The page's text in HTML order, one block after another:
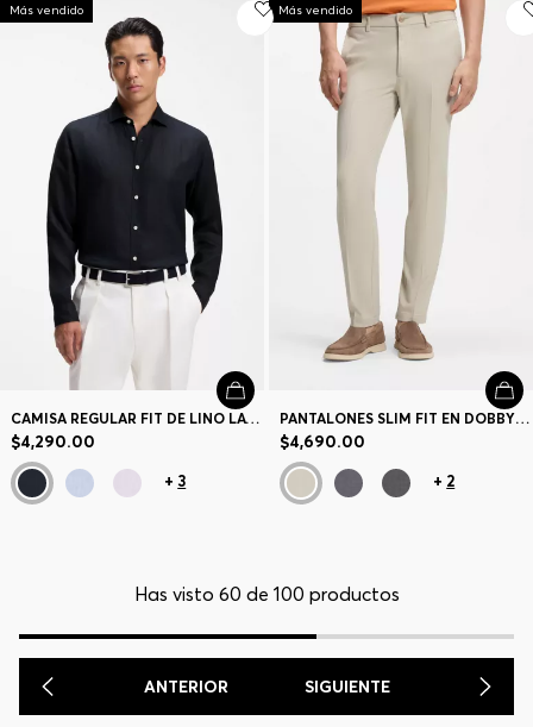
Más vendido
CAMISA REGULAR FIT DE LINO LAVADO
$4,290.00
+ 3
Más vendido
PANTALONES SLIM FIT EN DOBBY DE ALGODÓN ELÁSTICO
$4,690.00
+ 2
Has visto 60 de 100 productos
ANTERIOR SIGUIENTE